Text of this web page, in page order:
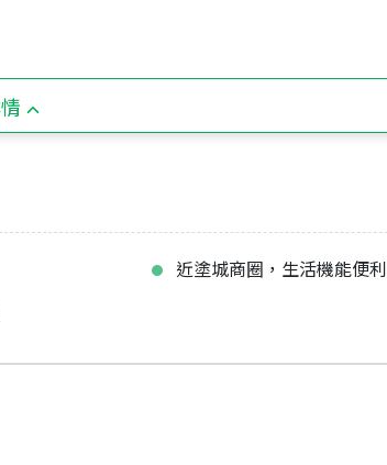
近塗城商圈，生活機能便利